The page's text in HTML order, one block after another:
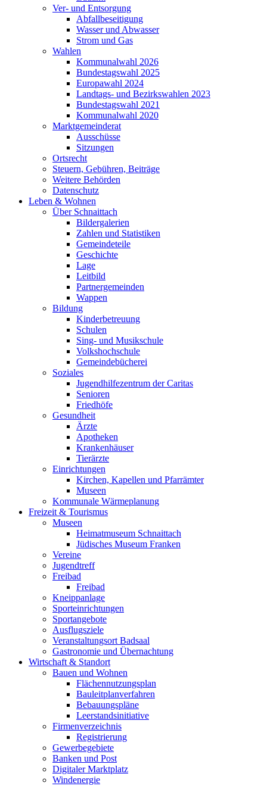
Ver- und Entsorgung
Abfallbeseitigung
Wasser und Abwasser
Strom und Gas
Wahlen
Kommunalwahl 2026
Bundestagswahl 2025
Europawahl 2024
Landtags- und Bezirkswahlen 2023
Bundestagswahl 2021
Kommunalwahl 2020
Marktgemeinderat
Ausschüsse
Sitzungen
Ortsrecht
Steuern, Gebühren, Beiträge
Weitere Behörden
Datenschutz
Leben & Wohnen
Über Schnaittach
Bildergalerien
Zahlen und Statistiken
Gemeindeteile
Geschichte
Lage
Leitbild
Partnergemeinden
Wappen
Bildung
Kinderbetreuung
Schulen
Sing- und Musikschule
Volkshochschule
Gemeindebücherei
Soziales
Jugendhilfezentrum der Caritas
Senioren
Friedhöfe
Gesundheit
Ärzte
Apotheken
Krankenhäuser
Tierärzte
Einrichtungen
Kirchen, Kapellen und Pfarrämter
Museen
Kommunale Wärmeplanung
Freizeit & Tourismus
Museen
Heimatmuseum Schnaittach
Jüdisches Museum Franken
Vereine
Jugendtreff
Freibad
Freibad
Kneippanlage
Sporteinrichtungen
Sportangebote
Ausflugsziele
Veranstaltungsort Badsaal
Gastronomie und Übernachtung
Wirtschaft & Standort
Bauen und Wohnen
Flächennutzungsplan
Bauleitplanverfahren
Bebauungspläne
Leerstandsinitiative
Firmenverzeichnis
Registrierung
Gewerbegebiete
Banken und Post
Digitaler Marktplatz
Windenergie